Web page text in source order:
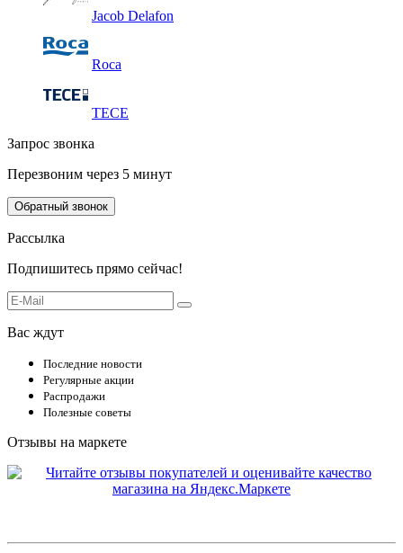
Jacob Delafon
Roca
TECE
Запрос звонка
Перезвоним через 5 минут
Обратный звонок
Рассылка
Подпишитесь прямо сейчас!
Вас ждут
Последние новости
Регулярные акции
Распродажи
Полезные советы
Отзывы на маркете